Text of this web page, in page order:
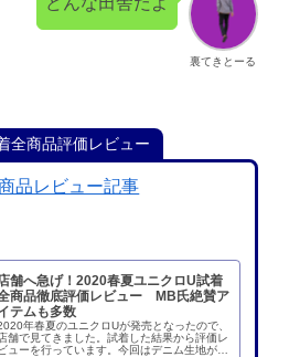
裏てきとーる
全商品評価レビュー
品レビュー記事
舗へ急げ！2020春夏ユニクロU試着
商品徹底評価レビュー MB氏絶賛ア
テムも多数
年春夏のユニクロUが発売となったので、
舗で見てきました。試着した結果から評価レ
ビューを行っています。今回はデニム生地がお